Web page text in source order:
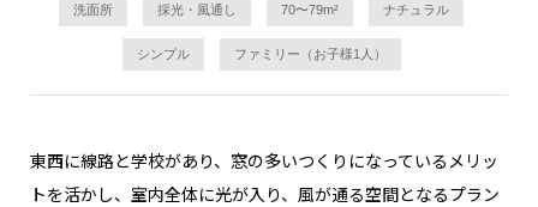
東西に線路と学校があり、窓の多いつくりになっているメリッ
トを活かし、室内全体に光が入り、風が通る空間となるプラン
洗面所 採光・風通し 70〜79m² ナチュラル
シンプル ファミリー（お子様1人）